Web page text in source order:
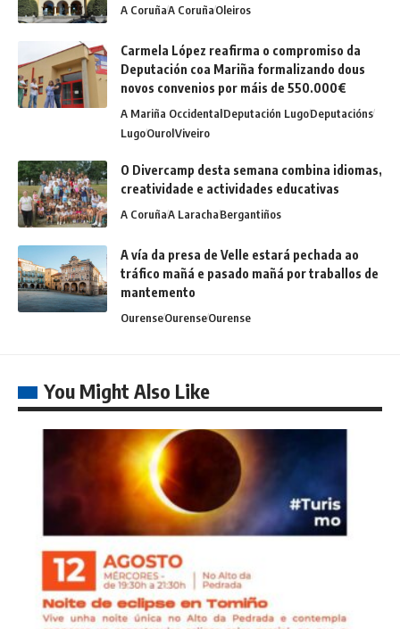
A CoruñaA CoruñaOleiros
Carmela López reafirma o compromiso da
Deputación coa Mariña formalizando dous
novos convenios por máis de 550.000€
A Mariña OccidentalDeputación LugoDeputacións
LugoOurolViveiro
O Divercamp desta semana combina idiomas,
creatividade e actividades educativas
A CoruñaA LarachaBergantiños
A vía da presa de Velle estará pechada ao
tráfico mañá e pasado mañá por traballos de
mantemento
OurenseOurenseOurense
You Might Also Like